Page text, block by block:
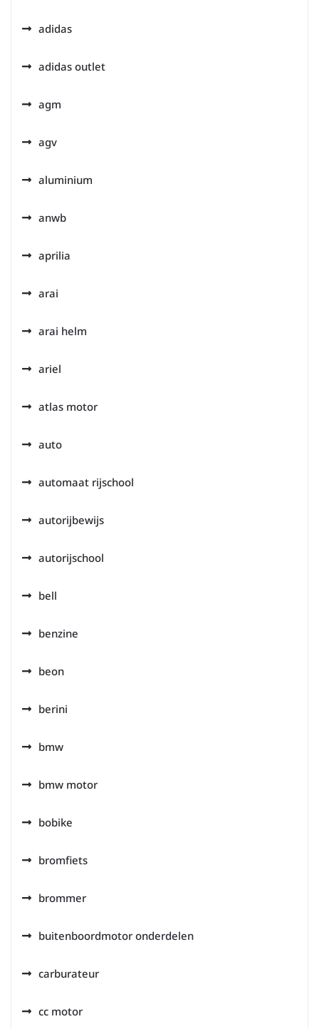
adidas
adidas outlet
agm
agv
aluminium
anwb
aprilia
arai
arai helm
ariel
atlas motor
auto
automaat rijschool
autorijbewijs
autorijschool
bell
benzine
beon
berini
bmw
bmw motor
bobike
bromfiets
brommer
buitenboordmotor onderdelen
carburateur
cc motor